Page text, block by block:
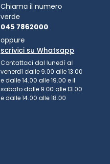
Chiama il numero
verde
045 7862000
oppure
scrivici su Whatsapp
Contattaci dal lunedì al
venerdì dalle 9.00 alle 13.00
e dalle 14.00 alle 19.00 e il
sabato dalle 9.00 alle 13.00
e dalle 14.00 alle 18.00